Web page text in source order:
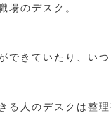
場のデスク。
できていたり、い
る人のデスクは整理